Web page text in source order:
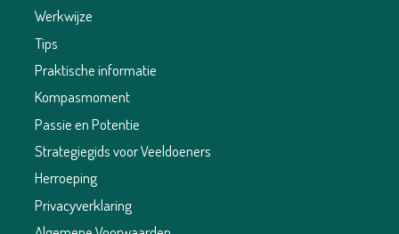
Werkwijze
Tips
Praktische informatie
Kompasmoment
Passie en Potentie
Strategiegids voor Veeldoeners
Herroeping
Privacyverklaring